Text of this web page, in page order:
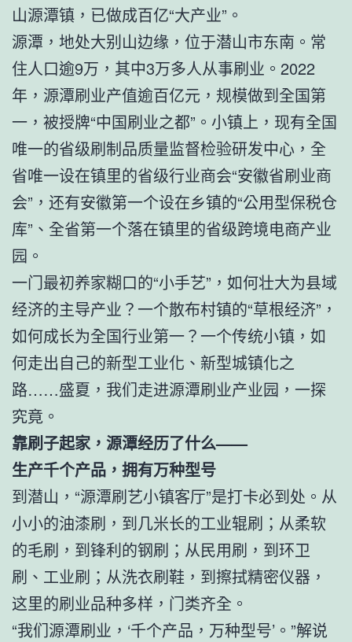
山源潭镇，已做成百亿“大产业”。
源潭，地处大别山边缘，位于潜山市东南。常
住人口逾9万，其中3万多人从事刷业。2022
年，源潭刷业产值逾百亿元，规模做到全国第
一，被授牌“中国刷业之都”。小镇上，现有全国
唯一的省级刷制品质量监督检验研发中心，全
省唯一设在镇里的省级行业商会“安徽省刷业商
会”，还有安徽第一个设在乡镇的“公用型保税仓
库”、全省第一个落在镇里的省级跨境电商产业
园。
一门最初养家糊口的“小手艺”，如何壮大为县域
经济的主导产业？一个散布村镇的“草根经济”，
如何成长为全国行业第一？一个传统小镇，如
何走出自己的新型工业化、新型城镇化之
路……盛夏，我们走进源潭刷业产业园，一探
究竟。
靠刷子起家，源潭经历了什么——
生产千个产品，拥有万种型号
到潜山，“源潭刷艺小镇客厅”是打卡必到处。从
小小的油漆刷，到几米长的工业辊刷；从柔软
的毛刷，到锋利的钢刷；从民用刷，到环卫
刷、工业刷；从洗衣刷鞋，到擦拭精密仪器，
这里的刷业品种多样，门类齐全。
“我们源潭刷业，‘千个产品，万种型号’。”解说